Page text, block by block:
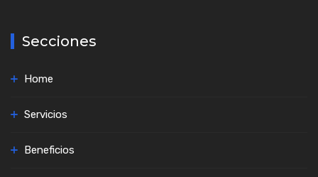
Secciones
Home
Servicios
Beneficios